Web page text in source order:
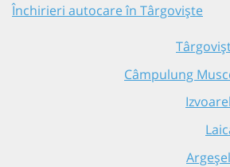
Închirieri autocare în Târgoviște
Câmpulung